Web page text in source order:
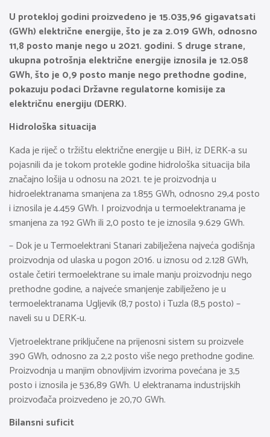
U protekloj godini proizvedeno je 15.035,96 gigavatsati
(GWh) električne energije, što je za 2.019 GWh, odnosno
11,8 posto manje nego u 2021. godini. S druge strane,
ukupna potrošnja električne energije iznosila je 12.058
GWh, što je 0,9 posto manje nego prethodne godine,
pokazuju podaci Državne regulatorne komisije za
električnu energiju (DERK).
Hidrološka situacija
Kada je riječ o tržištu električne energije u BiH, iz DERK-a su
pojasnili da je tokom protekle godine hidrološka situacija bila
značajno lošija u odnosu na 2021. te je proizvodnja u
hidroelektranama smanjena za 1.855 GWh, odnosno 29,4 posto
i iznosila je 4.459 GWh. I proizvodnja u termoelektranama je
smanjena za 192 GWh ili 2,0 posto te je iznosila 9.629 GWh.
– Dok je u Termoelektrani Stanari zabilježena najveća godišnja
proizvodnja od ulaska u pogon 2016. u iznosu od 2.128 GWh,
ostale četiri termoelektrane su imale manju proizvodnju nego
prethodne godine, a najveće smanjenje zabilježeno je u
termoelektranama Ugljevik (8,7 posto) i Tuzla (8,5 posto) –
naveli su u DERK-u.
Vjetroelektrane priključene na prijenosni sistem su proizvele
390 GWh, odnosno za 2,2 posto više nego prethodne godine.
Proizvodnja u manjim obnovljivim izvorima povećana je 3,5
posto i iznosila je 536,89 GWh. U elektranama industrijskih
proizvođača proizvedeno je 20,70 GWh.
Bilansni suficit